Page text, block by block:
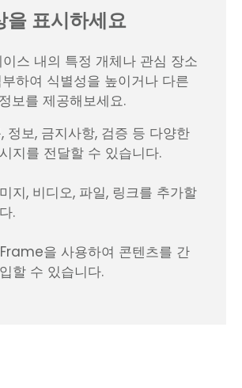
을 표시하세요
스 내의 특정 개체나 관심 장소
하여 식별성을 높이거나 다른
보를 제공해보세요.
정보, 금지사항, 검증 등 다양한
지를 전달할 수 있습니다.
지, 비디오, 파일, 링크를 추가할
.
을 사용하여 콘텐츠를 간
할 수 있습니다.